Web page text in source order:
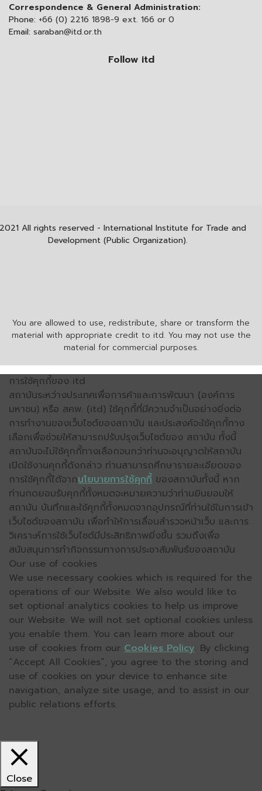
Correspondence & General Administration:
Phone: +66 (0) 2216 1898-9 ext. 166 or 0
Email: saraban@itd.or.th
Follow itd
You are allowed to use, redistribute, share or transform the
material with appropriate credit to itd. You may not use the
material for commercial purposes.
All rights reserved - International Institute for Trade and
Development (Public Organization).
การใช้คุกกี้ของ itd
สถาบันระหว่างประเทศเพื่อการค้าและการพัฒนา (องค์การ
มหาชน) หรือ สคพ. (itd) ใช้คุกกี้ที่มีความจำเป็นอย่างยิ่งต่อ
การทำงานของเว็บไซต์ของสถาบัน และประสงค์จะใช้คุกกี้ทาง
เลือกเพื่อช่วยให้สามารถปรับปรุงเว็บไซต์ของ สถาบัน ทั้งนี้
สถาบันจะไม่ใช้คุกกี้ทางเลือกจนกว่าท่านจะอนุญาตให้สถาบัน
เปิดใช้งานคุกกี้ดังกล่าว ท่านสามารถศึกษารายละเอียดของ
การใช้คุกกี้ได้จากนโยบายการใช้คุกกี้ ของสถาบันทั้งนี้ หาก
ท่านกดยอมรับคุกกี้ทั้งหมดจะหมายความว่าท่านยินยอมให้
สถาบัน บันทึกและใช้คุกกี้ทั้งหมดจากอุปกรณ์ที่ท่านใช้ในการเข้า
เว็บไซต์ของสถาบัน เพื่อทำให้การเลื่อนสำรวจหน้าเว็บ และการ
วิเคราะห์การใช้เว็บไซต์มีประสิทธิภาพยิ่งขึ้น รวมถึงเพื่อ
สนับสนุนการทำกิจกรรมทางการประชาสัมพันธ์ของสถาบัน
Our use of cookies
We use necessary cookies which is required for the
operations of our Website. We also would like to
set optional analytics cookies to help us improve
our Website. We will not set optional cookies unless
you enable them. You can learn more about our
use of cookies from our Cookies Policy. By clicking
“Accept All Cookies”, you agree to the storing and
use of cookies on your device to enhance site
navigation, analyze site usage, and to assist in our
public relations efforts.
Close